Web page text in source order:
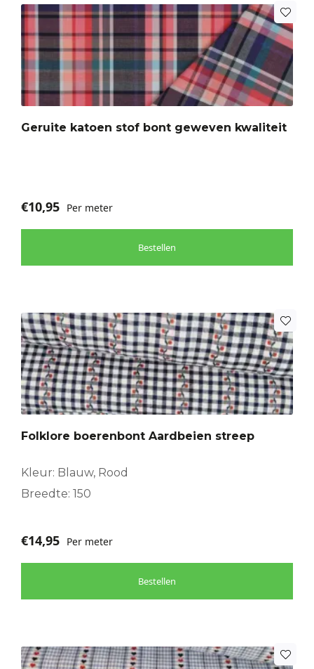
Geruite katoen stof bont geweven kwaliteit
€10,95 Per meter
Bestellen
Folklore boerenbont Aardbeien streep
Kleur: Blauw, Rood
Breedte: 150
€14,95 Per meter
Bestellen